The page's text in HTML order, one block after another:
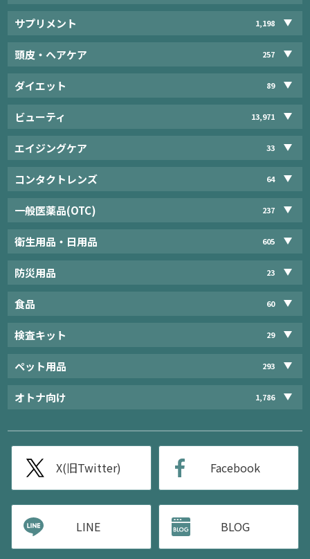
サプリメント 1,198
頭皮・ヘアケア 257
ダイエット 89
ビューティ 13,971
エイジングケア 33
コンタクトレンズ 64
一般医薬品(OTC) 237
衛生用品・日用品 605
防災用品 23
食品 60
検査キット 29
ペット用品 293
オトナ向け 1,786
X(旧Twitter) Facebook
LINE BLOG